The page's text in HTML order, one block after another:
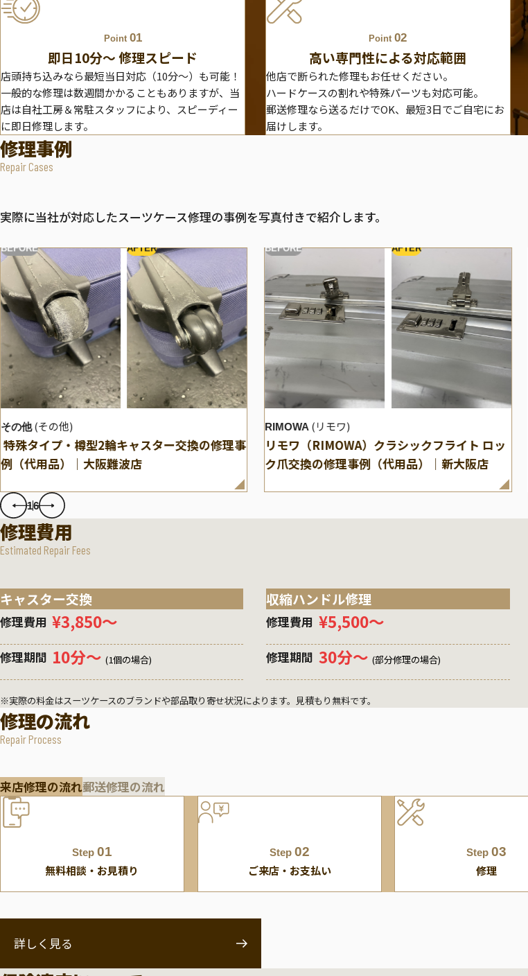
Point 01
即日10分〜 修理スピード
店頭持ち込みなら最短当日対応（10分～）も可能！
一般的な修理は数週間かかることもありますが、当
店は自社工房＆常駐スタッフにより、スピーディー
に即日修理します。
Point02
高い専門性による対応範囲
他店で断られた修理もお任せください。
ハードケースの割れや特殊パーツも対応可能。
郵送修理なら送るだけでOK、最短3日でご自宅にお
届けします。
修理事例
Repair Cases
実際に当社が対応したスーツケース修理の事例を写真付きで紹介します。
BEFORE AFTER
その他 (その他)
特殊タイプ・樽型2輪キャスター交換の修理事
例（代用品）｜大阪難波店
BEFORE AFTER
RIMOWA (リモワ)
リモワ（RIMOWA）クラシックフライト ロッ
ク爪交換の修理事例（代用品）｜新大阪店
16
修理費用
Estimated Repair Fees
キャスター交換
修理費用 ¥3,850〜
修理期間 10分〜(1個の場合)
収縮ハンドル修理
修理費用 ¥5,500〜
修理期間 30分〜 (部分修理の場合)
※実際の料金はスーツケースのブランドや部品取り寄せ状況によります。見積もり無料です。
修理の流れ
Repair Process
来店修理の流れ郵送修理の流れ
Step 01
無料相談・お見積り
Step 02
ご来店・お支払い
Step03
修理
詳しく見る